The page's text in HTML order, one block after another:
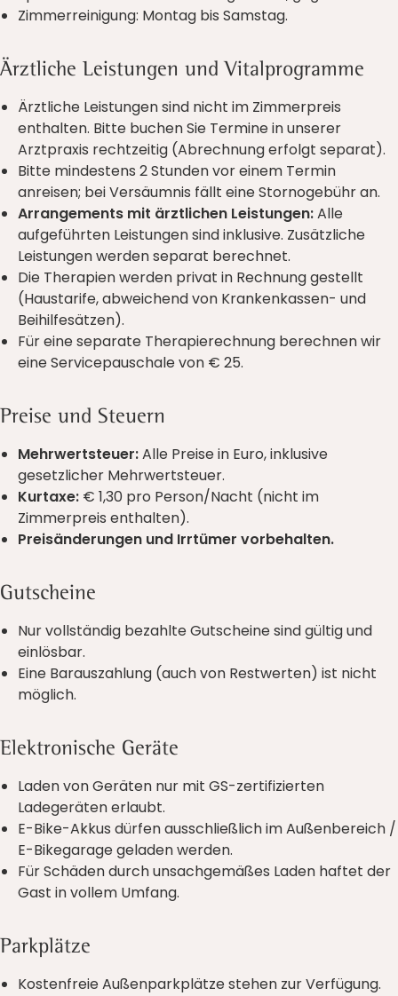
Zimmerreinigung: Montag bis Samstag.
Ärztliche Leistungen und Vitalprogramme
Ärztliche Leistungen sind nicht im Zimmerpreis
enthalten. Bitte buchen Sie Termine in unserer
Arztpraxis rechtzeitig (Abrechnung erfolgt separat).
Bitte mindestens 2 Stunden vor einem Termin
anreisen; bei Versäumnis fällt eine Stornogebühr an.
Arrangements mit ärztlichen Leistungen:Alle
aufgeführten Leistungen sind inklusive. Zusätzliche
Leistungen werden separat berechnet.
Die Therapien werden privat in Rechnung gestellt
(Haustarife, abweichend von Krankenkassen- und
Beihilfesätzen).
Für eine separate Therapierechnung berechnen wir
eine Servicepauschale von € 25.
Preise und Steuern
Mehrwertsteuer:Alle Preise in Euro, inklusive
gesetzlicher Mehrwertsteuer.
Kurtaxe: € 1,30 pro Person/Nacht (nicht im
Zimmerpreis enthalten).
Preisänderungen und Irrtümer vorbehalten.
Gutscheine
Nur vollständig bezahlte Gutscheine sind gültig und
einlösbar.
Eine Barauszahlung (auch von Restwerten) ist nicht
möglich.
Elektronische Geräte
Laden von Geräten nur mit GS-zertifizierten
Ladegeräten erlaubt.
E-Bike-Akkus dürfen ausschließlich im Außenbereich /
E-Bikegarage geladen werden.
Für Schäden durch unsachgemäßes Laden haftet der
Gast in vollem Umfang.
Parkplätze
Kostenfreie Außenparkplätze stehen zur Verfügung.